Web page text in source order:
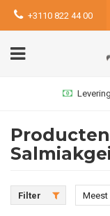
+3110 822 44 00
Filter
Meest